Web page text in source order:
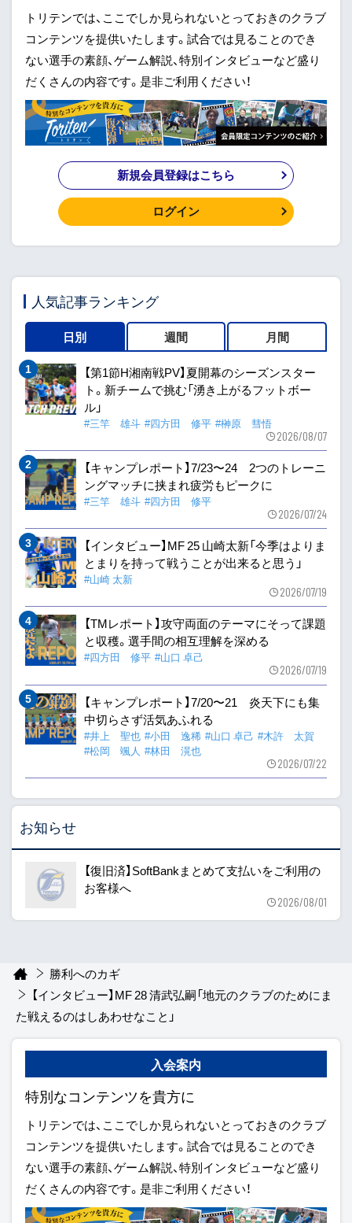
トリテンでは、ここでしか見られないとっておきのクラブ
コンテンツを提供いたします。試合では見ることのでき
ない選手の素顔、ゲーム解説、特別インタビューなど盛り
だくさんの内容です。是非ご利用ください！
新規会員登録はこちら
ログイン
人気記事ランキング
日別 週間 月間
【第1節H湘南戦PV】夏開幕のシーズンスター
ト。新チームで挑む「湧き上がるフットボー
ル」
#三竿 雄斗 #四方田 修平 #榊原 彗悟
2026/08/07
【キャンプレポート】7/23〜24 2つのトレーニ
ングマッチに挟まれ疲労もピークに
#三竿 雄斗 #四方田 修平
2026/07/24
【インタビュー】MF 25 山崎太新「今季はよりま
とまりを持って戦うことが出来ると思う」
#山崎 太新
2026/07/19
【TMレポート】攻守両面のテーマにそって課題
と収穫。選手間の相互理解を深める
#四方田 修平 #山口 卓己
2026/07/19
【キャンプレポート】7/20〜21 炎天下にも集
中切らさず活気あふれる
#井上 聖也 #小田 逸稀 #山口 卓己 #木許 太賀
#松岡 颯人 #林田 滉也
2026/07/22
お知らせ
【復旧済】SoftBankまとめて支払いをご利用の
お客様へ
2026/08/01
勝利へのカギ
【インタビュー】MF 28 清武弘嗣「地元のクラブのためにま
た戦えるのはしあわせなこと」
入会案内
特別なコンテンツを貴方に
トリテンでは、ここでしか見られないとっておきのクラブ
コンテンツを提供いたします。試合では見ることのでき
ない選手の素顔、ゲーム解説、特別インタビューなど盛り
だくさんの内容です。是非ご利用ください！